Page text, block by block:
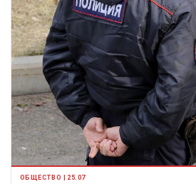
ОБЩЕСТВО | 25.07